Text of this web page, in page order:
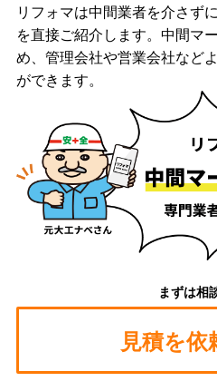
リフォマは中間業者を介さず
を直接ご紹介します。中間マ
め、管理会社や営業会社など
ができます。
まずは相
見積を依